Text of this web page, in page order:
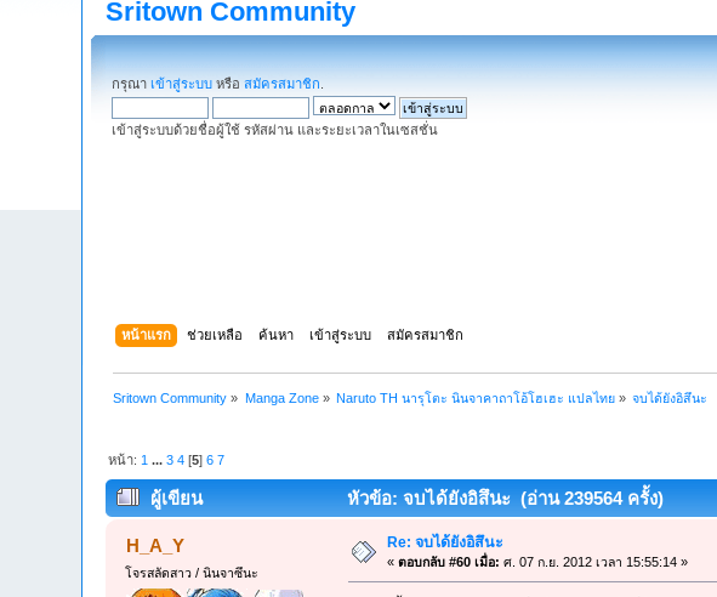
Sritown Community
กรุณา เข้าสู่ระบบ หรือสมัครสมาชิก
เข้าสู่ระบบด้วยชื่อผู้ใช้ รหัสผ่าน และระยะเวลาในเซสชั่น
หน้าแรก ช่วยเหลือ ค้นหา เข้าสู่ระบบ สมัครสมาชิก
Sritown Community » Manga Zone» Naruto TH นารุโตะ นินจาคาถาโอ้โฮเฮะ แปลไทย » จบได้ยังอิสึนะ
หน้า: 1 ...3 4 [5]6 7
ผู้เขียน หัวข้อ: จบได้ยังอิสึนะ (อ่าน 239564 ครั้ง)
H_A_Y
โจรสลัดสาว / นินจาซึนะ
Re: จบได้ยังอิสึนะ
«ตอบกลับ #60 เมื่อ: ศ. 07 ก.ย. 2012 เวลา 15:55:14 »